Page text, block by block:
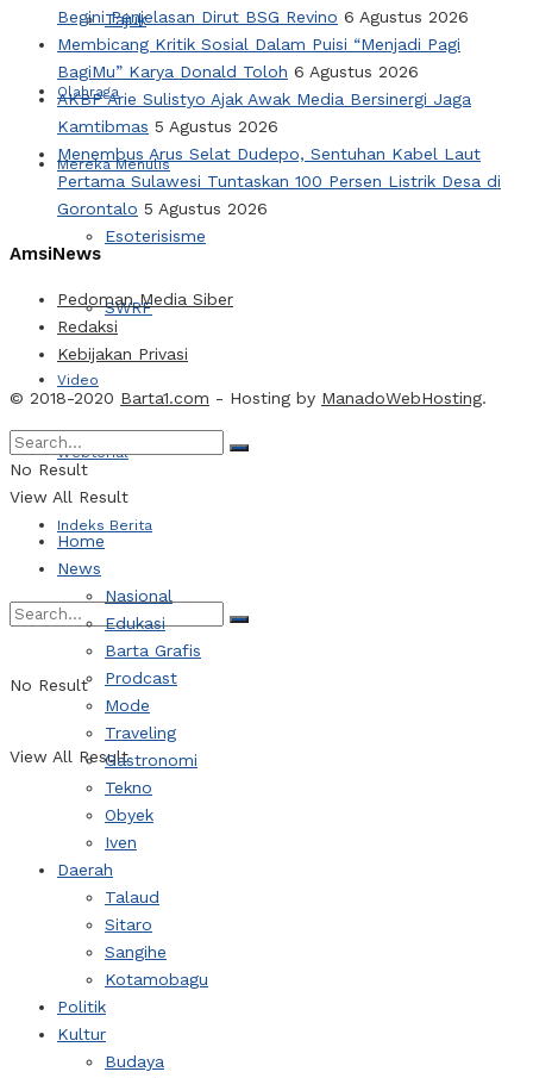
Tajuk
Olahraga
Mereka Menulis
Esoterisisme
SWRF
Video
Webtorial
Indeks Berita
No Result
View All Result
Begini Penjelasan Dirut BSG Revino 6 Agustus 2026
Membicang Kritik Sosial Dalam Puisi “Menjadi Pagi
BagiMu” Karya Donald Toloh 6 Agustus 2026
AKBP Arie Sulistyo Ajak Awak Media Bersinergi Jaga
Kamtibmas 5 Agustus 2026
Menembus Arus Selat Dudepo, Sentuhan Kabel Laut
Pertama Sulawesi Tuntaskan 100 Persen Listrik Desa di
Gorontalo 5 Agustus 2026
AmsiNews
Pedoman Media Siber
Redaksi
Kebijakan Privasi
© 2018-2020 Barta1.com - Hosting by ManadoWebHosting.
No Result
View All Result
Home
News
Nasional
Edukasi
Barta Grafis
Prodcast
Mode
Traveling
Gastronomi
Tekno
Obyek
Iven
Daerah
Talaud
Sitaro
Sangihe
Kotamobagu
Politik
Kultur
Budaya